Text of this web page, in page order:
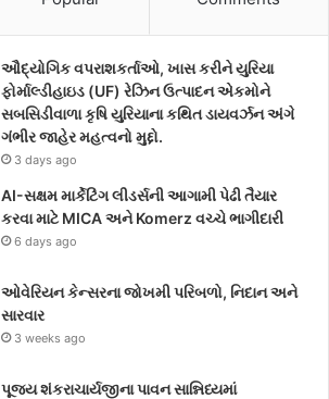
e
b
o
o
k
t
t
e
t
a
g
a
ઔદ્યોગિક વપરાશકર્તાઓ, ખાસ કરીને યુરિયા
ફોર્માલ્ડીહાઇડ (UF) રેઝિન ઉત્પાદન એકમોને
સબસિડીવાળા કૃષિ યુરિયાના કથિત ડાયવર્ઝન અંગે
ગંભીર જાહેર મહત્વનો મુદ્દો.
3 days ago
AI-સક્ષમ માર્કેટિંગ લીડર્સની આગામી પેઢી તૈયાર
કરવા માટે MICA અને Komerz વચ્ચે ભાગીદારી
6 days ago
ઓવેરિયન કેન્સરના જોખમી પરિબળો, નિદાન અને
સારવાર
3 weeks ago
પૂજ્ય શંકરાચાર્યજીના પાવન સાન્નિધ્યમાં